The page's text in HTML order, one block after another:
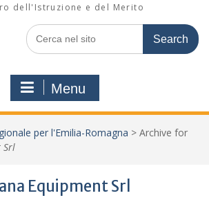
dell'Istruzione e del Merito
Search
for:
Menu
per l'Emilia-Romagna > Archive for
Srl
Equipment Srl